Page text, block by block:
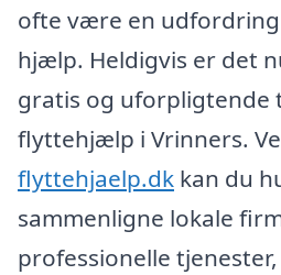
ofte være en
hjælp. Heldigvis er det
gratis og uforpligtende
flyttehjælp i Vrinners.
flyttehjaelp.dk kan du
sammenligne lokale
professionelle